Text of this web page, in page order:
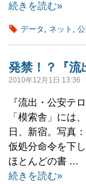
続きを読む»
データ , ネット ,
発禁！？『流
2010年12月1日 13:36
『流出・公安テ
「模索舎」には
日、新宿。写真
仮処分命令を下
ほとんどの書 …
続きを読む»